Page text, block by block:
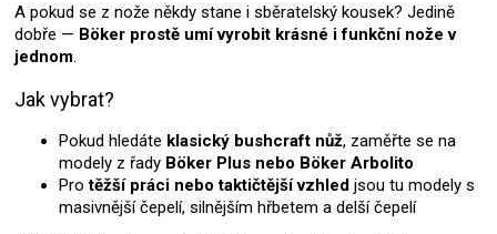
A pokud se z nože někdy stane i sběratelský kousek? Jedině
dobře — Böker prostě umí vyrobit krásné i funkční nože v
jednom.
Jak vybrat?
Pokud hledáte klasický bushcraft nůž, zaměřte se na
modely z řady Böker Plus nebo Böker Arbolito
Protěžší práci nebo taktičtější vzhled jsou tu modely s
masivnější čepelí, silnějším hřbetem a delší čepelí